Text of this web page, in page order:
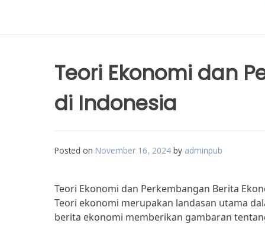
Teori Ekonomi dan
di Indonesia
Posted on November 16, 2024 by adminpub
Teori Ekonomi dan Perkembangan Berita
Teori ekonomi merupakan landasan utama
berita ekonomi memberikan gambaran